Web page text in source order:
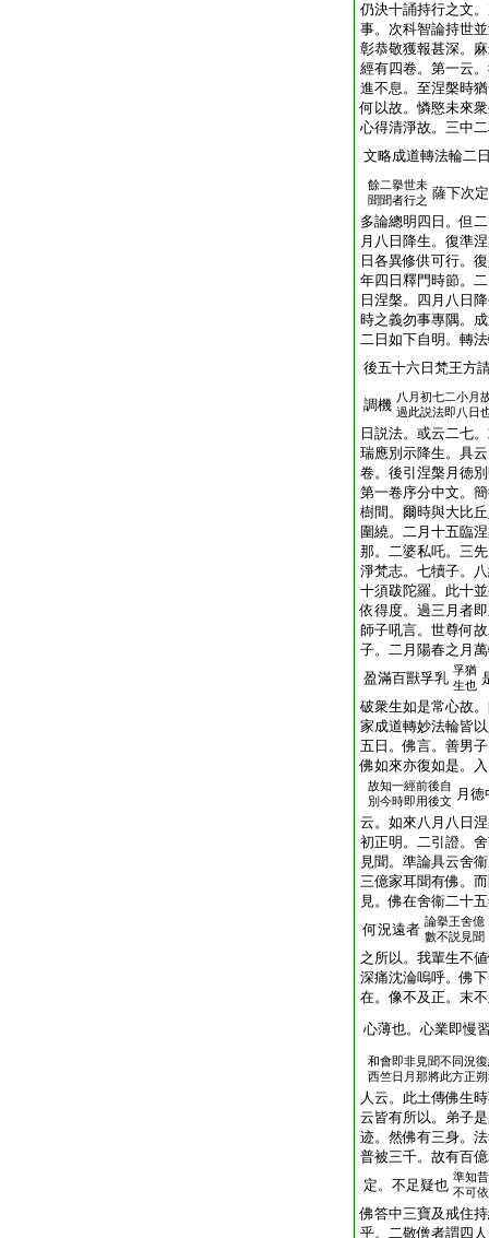
仍決十誦持行之文
事。次科智論持世
彰恭敬獲報甚深。
經有四卷。第一云
進不息。至涅槃時
何以故。憐愍未來
心得清淨故。三中
文略成道轉法輪二
餘二擧世未
聞聞者行之 薩下次
多論總明四日。但
月八日降生。復準
日各異修供可行。
年四日釋門時節。
日涅槃。四月八日
時之義勿事專隅。
二日如下自明。轉
後五十六日梵王方
調機 八月初七二小月
過此説法即八日
日説法。或云二七
瑞應別示降生。具
卷。後引涅槃月徳
第一卷序分中文。
樹間。爾時與大比
圍繞。二月十五臨
那。二婆私吒。三
淨梵志。七犢子。
十須跋陀羅。此十
依得度。過三月者
師子吼言。世尊何
子。二月陽春之月
盈滿百獸孚乳 孚猶
生也
破衆生如是常心故
家成道轉妙法輪皆
五日。佛言。善男
佛如來亦復如是。
故知一經前後自
別今時即用後文 月
云。如來八月八日
初正明。二引證。
見聞。準論具云舍
三億家耳聞有佛。
見。佛在舍衞二十
何況遠者 論擧王舍億
數不説見聞
之所以。我輩生不
深痛沈淪嗚呼。佛
在。像不及正。末
心薄也。心業即慢
和會即非見聞不同況
西竺日月那將此方正
人云。此土傳佛生
云皆有所以。弟子
迹。然佛有三身。
普被三千。故有百
定。不足疑也 準知
不可
佛答中三寶及戒住
乎。二敬僧者謂四